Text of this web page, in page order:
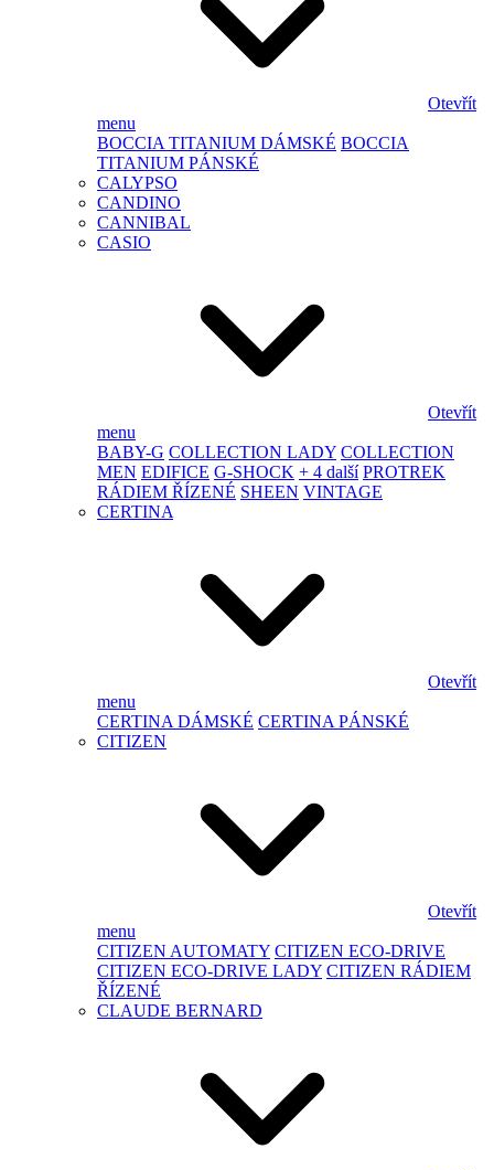
Otevřít
menu
BOCCIA TITANIUM DÁMSKÉ BOCCIA
TITANIUM PÁNSKÉ
CALYPSO
CANDINO
CANNIBAL
CASIO
Otevřít
menu
BABY-G COLLECTION LADY COLLECTION
MEN EDIFICE G-SHOCK + 4 další PROTREK
RÁDIEM ŘÍZENÉ SHEEN VINTAGE
CERTINA
Otevřít
menu
CERTINA DÁMSKÉ CERTINA PÁNSKÉ
CITIZEN
Otevřít
menu
CITIZEN AUTOMATY CITIZEN ECO-DRIVE
CITIZEN ECO-DRIVE LADY CITIZEN RÁDIEM
ŘÍZENÉ
CLAUDE BERNARD